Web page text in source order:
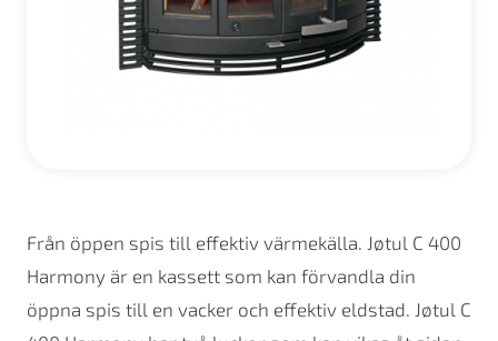
Från öppen spis till effektiv värmekälla. Jøtul C 400
Harmony är en kassett som kan förvandla din
öppna spis till en vacker och effektiv eldstad. Jøtul C